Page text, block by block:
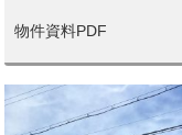
物件資料PDF